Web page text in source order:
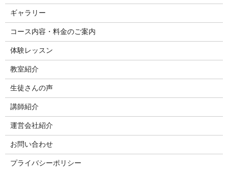
ギャラリー
コース内容・料金のご案内
体験レッスン
教室紹介
生徒さんの声
講師紹介
運営会社紹介
お問い合わせ
プライバシーポリシー